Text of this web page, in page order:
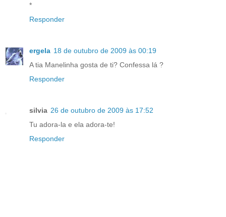
*
Responder
ergela 18 de outubro de 2009 às 00:19
A tia Manelinha gosta de ti? Confessa lá ?
Responder
silvia 26 de outubro de 2009 às 17:52
Tu adora-la e ela adora-te!
Responder